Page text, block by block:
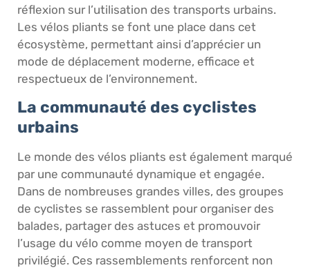
réflexion sur l’utilisation des transports urbains.
Les vélos pliants se font une place dans cet
écosystème, permettant ainsi d’apprécier un
mode de déplacement moderne, efficace et
respectueux de l’environnement.
La communauté des cyclistes
urbains
Le monde des vélos pliants est également marqué
par une communauté dynamique et engagée.
Dans de nombreuses grandes villes, des groupes
de cyclistes se rassemblent pour organiser des
balades, partager des astuces et promouvoir
l’usage du vélo comme moyen de transport
privilégié. Ces rassemblements renforcent non